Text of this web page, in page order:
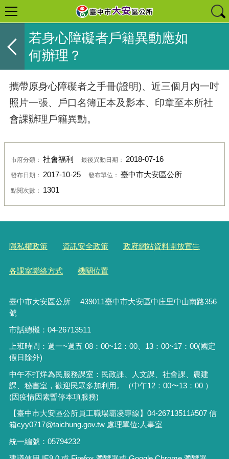
若身心障礙者戶籍異動應如
何辦理？
攜帶原身心障礙者之手冊(證明)、近三個月內一吋
照片一張、戶口名簿正本及影本、印章至本所社
會課辦理戶籍異動。
市府分類： 社會福利 最後異動日期： 2018-07-16
發布日期： 2017-10-25 發布單位： 臺中市大安區公所
點閱次數： 1301
隱私權政策 資訊安全政策 政府網站資料開放宣告
各課室聯絡方式 機關位置
臺中市大安區公所 439011臺中市大安區中庄里中山南路356
號
市話總機：04-26713511
上班時間：週一~週五 08：00~12：00、13：00~17：00(國定
假日除外)
中午不打烊為民服務課室：民政課、人文課、社會課、農建
課、秘書室，歡迎民眾多加利用。（中午12：00〜13：00 ）
(因疫情因素暫停本項服務)
【臺中市大安區公所員工職場霸凌專線】04-26713511#507 信
箱cyy0717@taichung.gov.tw 處理單位:人事室
統一編號：05794232